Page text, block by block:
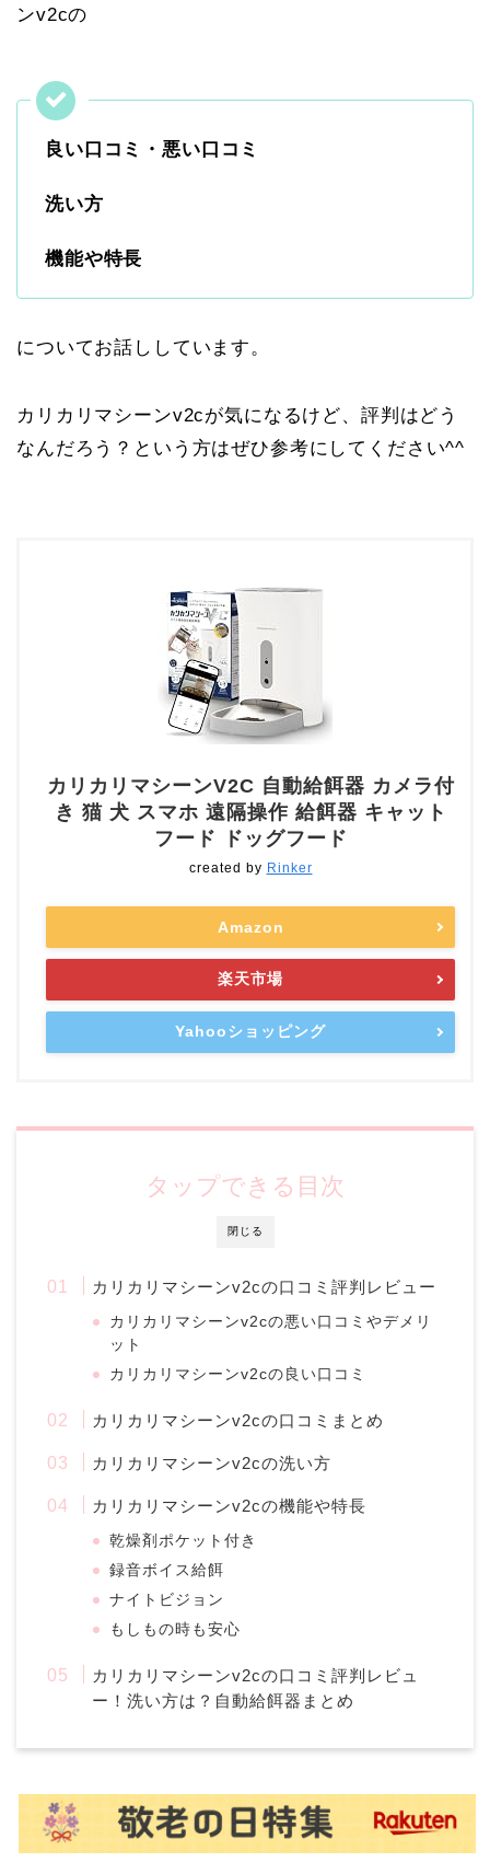
ンv2cの
良い口コミ・悪い口コミ
洗い方
機能や特長
についてお話ししています。
カリカリマシーンv2cが気になるけど、評判はどう
なんだろう？という方はぜひ参考にしてください^^
カリカリマシーンV2C 自動給餌器 カメラ付
き 猫 犬 スマホ 遠隔操作 給餌器 キャット
フード ドッグフード
created by Rinker
Amazon
楽天市場
Yahooショッピング
閉じる
タップできる目次
カリカリマシーンv2cの口コミ評判レビュー
カリカリマシーンv2cの悪い口コミやデメリ
ット
カリカリマシーンv2cの良い口コミ
カリカリマシーンv2cの口コミまとめ
カリカリマシーンv2cの洗い方
カリカリマシーンv2cの機能や特長
乾燥剤ポケット付き
録音ボイス給餌
ナイトビジョン
もしもの時も安心
カリカリマシーンv2cの口コミ評判レビュ
ー！洗い方は？自動給餌器まとめ